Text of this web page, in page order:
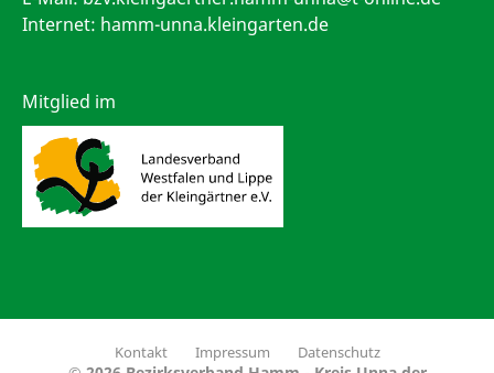
Internet: hamm-unna.kleingarten.de
Mitglied im
Kontakt Impressum Datenschutz